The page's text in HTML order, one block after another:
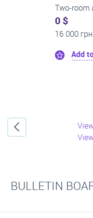
Two-
14 000
BULLETIN